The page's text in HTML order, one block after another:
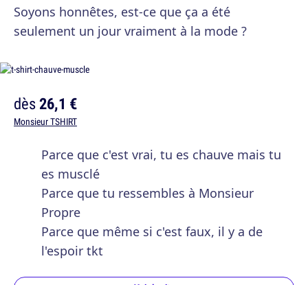
Soyons honnêtes, est-ce que ça a été
seulement un jour vraiment à la mode ?
dès26,1 €
Monsieur TSHIRT
Parce que c'est vrai, tu es chauve mais tu
es musclé
Parce que tu ressembles à Monsieur
Propre
Parce que même si c'est faux, il y a de
l'espoir tkt